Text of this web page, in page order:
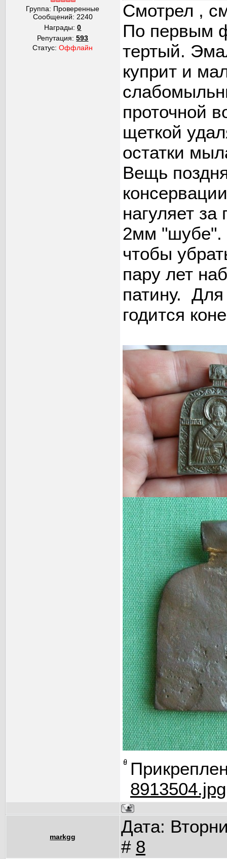
Группа: Проверенные
Сообщений: 2240
Награды:0
Репутация:593
Статус:Оффлайн
Смотрел ,
По первым
тертый.
куприт и
проточной
щеткой
остатки
Вещь
нагуляет
2мм "шубе".
чтобы
пару лет
патину.
годится
8913504.jpg
markgg
Дата:
# 8